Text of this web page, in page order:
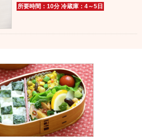
所要時間：10分 冷蔵庫：4～5日